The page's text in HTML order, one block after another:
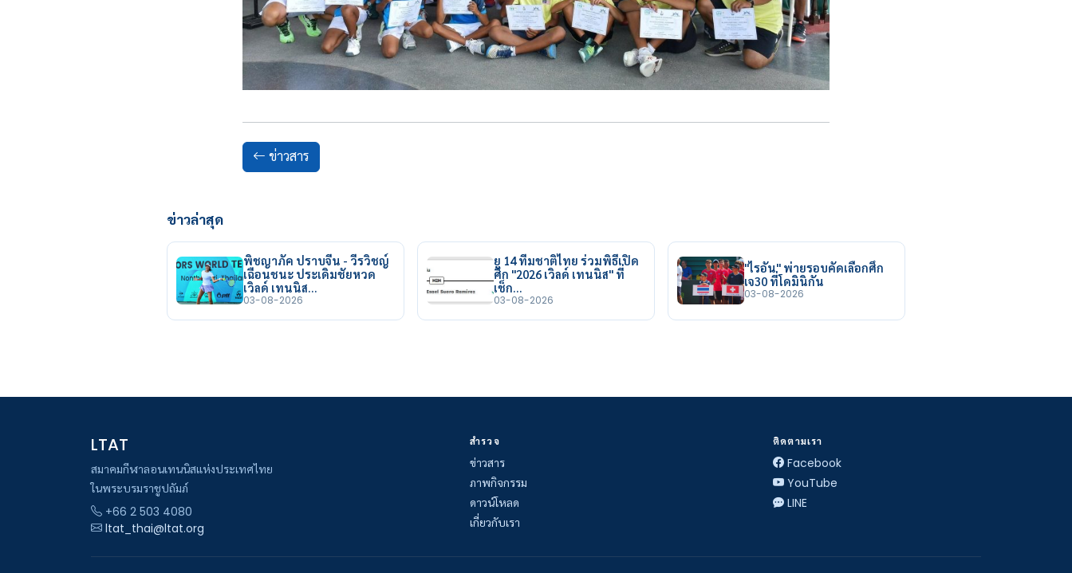
ข่าวสาร
ข่าวล่าสุด
พิชญาภัค ปราบจีน - วีรวิชญ์
เฉือนชนะ ประเดิมชัยหวด
เวิลด์ เทนนิส…
03-08-2026
ยู 14 ทีมชาติไทย ร่วมพิธีเปิด
ศึก "2026 เวิลด์ เทนนิส" ที่
เช็ก…
03-08-2026
"ไรอัน" พ่ายรอบคัดเลือกศึก
เจ30 ที่โดมินิกัน
03-08-2026
LTAT
สมาคมกีฬาลอนเทนนิสแห่งประเทศไทย
ในพระบรมราชูปถัมภ์
+66 2 503 4080
ltat_thai@ltat.org
สำรวจ
ข่าวสาร
ภาพกิจกรรม
ดาวน์โหลด
เกี่ยวกับเรา
ติดตามเรา
Facebook
YouTube
LINE